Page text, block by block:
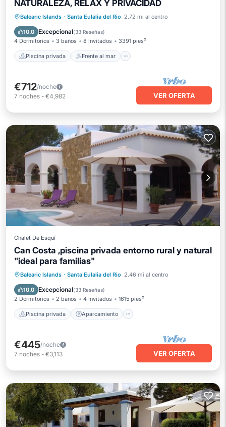
NATURALEZA, RELAX Y PRIVACIDAD
Balearic Islands · Santa Eulalia del Rio 2.72 mi al centro
10.0 Excepcional(33 Reseñas)
4 Dormitorios 3 baños 8 Invitados 3391 pies²
Piscina privada Frente al mar
Piscina privada
Frente al mar
Aparcamiento
€712/noche
7 noches - €4,982 VER OFERTA
Chalet De Esquí
Can Costa ,piscina privada entorno rural y natural
"ideal para familias"
Balearic Islands · Santa Eulalia del Rio 2.46 mi al centro
10.0 Excepcional(33 Reseñas)
2 Dormitorios 2 baños 4 Invitados 1615 pies²
Piscina privada Aparcamiento
Piscina privada
Aparcamiento
Piscina
Balcón/Terraza
€445/noche
7 noches - €3,113 VER OFERTA